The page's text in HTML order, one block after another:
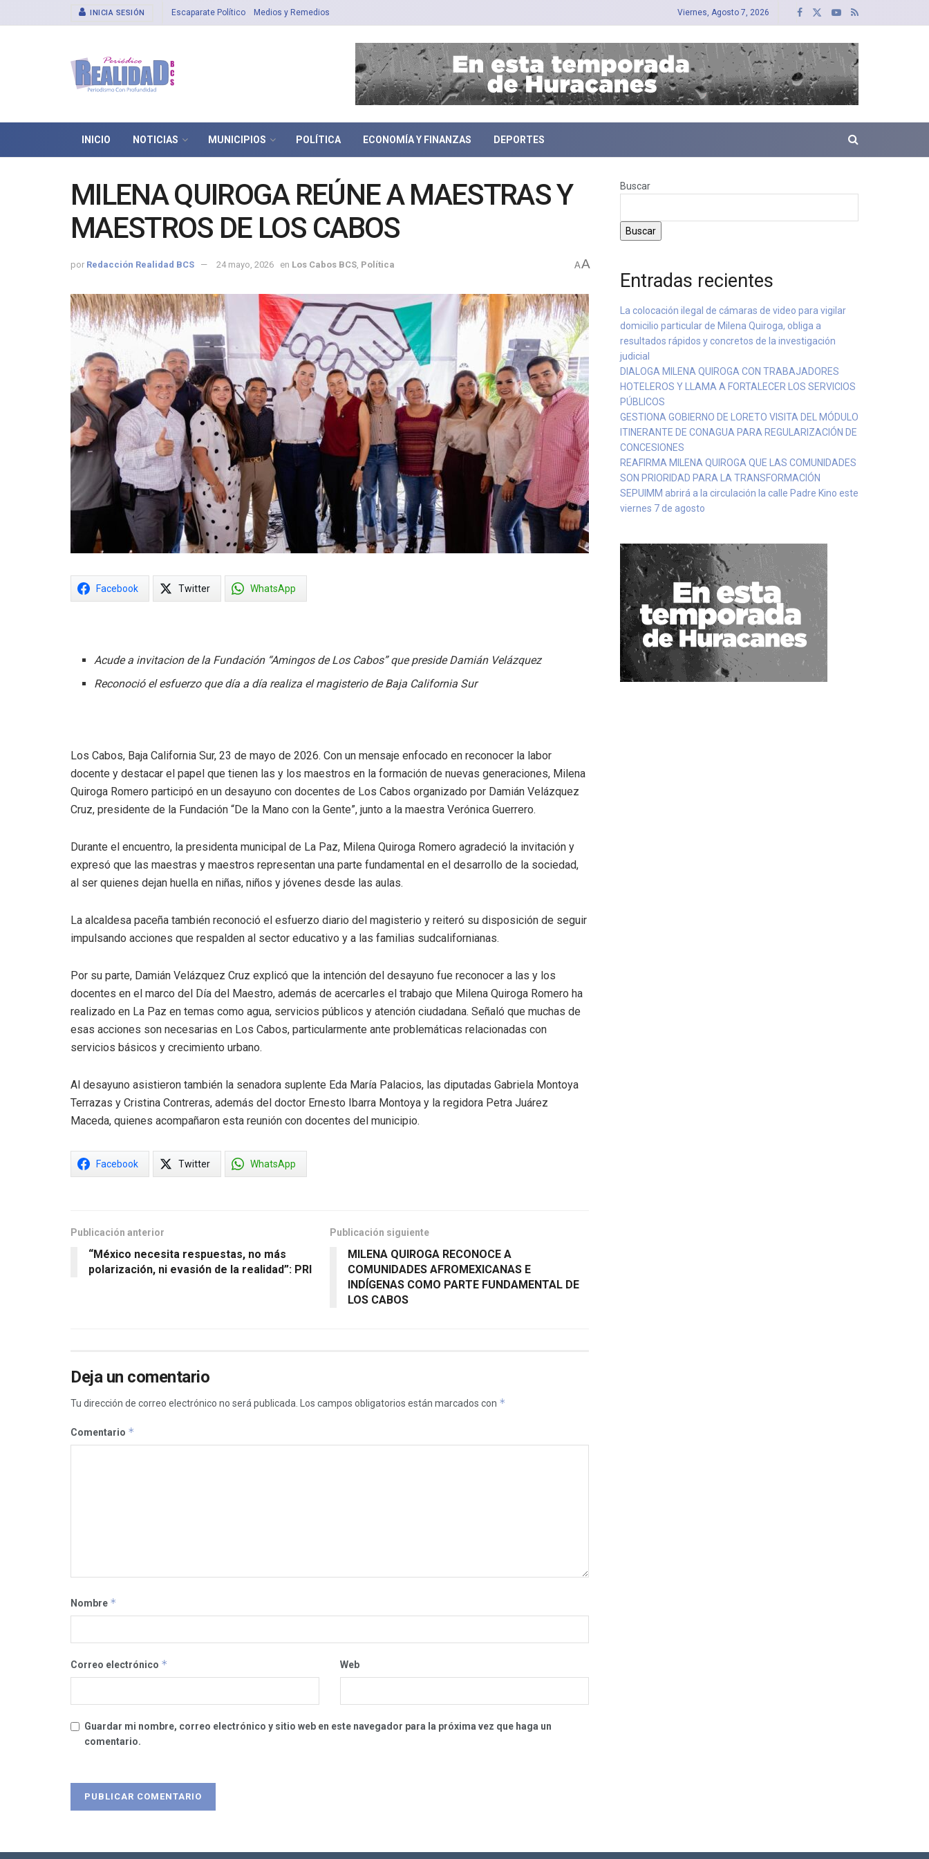
INICIA SESIÓN Escaparate Político Medios y Remedios Viernes, Agosto 7, 2026
INICIO NOTICIAS MUNICIPIOS POLÍTICA ECONOMÍA Y FINANZAS DEPORTES
MILENA QUIROGA REÚNE A MAESTRAS Y
MAESTROS DE LOS CABOS
por Redacción Realidad BCS 24 mayo, 2026 en Los Cabos BCS Política AA
Facebook Twitter WhatsApp
Acude a invitacion de la Fundación “Amingos de Los Cabos” que preside Damián Velázquez
Reconoció el esfuerzo que día a día realiza el magisterio de Baja California Sur
Los Cabos, Baja California Sur, 23 de mayo de 2026. Con un mensaje enfocado en reconocer la labor
docente y destacar el papel que tienen las y los maestros en la formación de nuevas generaciones, Milena
Quiroga Romero participó en un desayuno con docentes de Los Cabos organizado por Damián Velázquez
Cruz, presidente de la Fundación “De la Mano con la Gente”, junto a la maestra Verónica Guerrero.
Durante el encuentro, la presidenta municipal de La Paz, Milena Quiroga Romero agradeció la invitación y
expresó que las maestras y maestros representan una parte fundamental en el desarrollo de la sociedad,
al ser quienes dejan huella en niñas, niños y jóvenes desde las aulas.
La alcaldesa paceña también reconoció el esfuerzo diario del magisterio y reiteró su disposición de seguir
impulsando acciones que respalden al sector educativo y a las familias sudcalifornianas.
Por su parte, Damián Velázquez Cruz explicó que la intención del desayuno fue reconocer a las y los
docentes en el marco del Día del Maestro, además de acercarles el trabajo que Milena Quiroga Romero ha
realizado en La Paz en temas como agua, servicios públicos y atención ciudadana. Señaló que muchas de
esas acciones son necesarias en Los Cabos, particularmente ante problemáticas relacionadas con
servicios básicos y crecimiento urbano.
Al desayuno asistieron también la senadora suplente Eda María Palacios, las diputadas Gabriela Montoya
Terrazas y Cristina Contreras, además del doctor Ernesto Ibarra Montoya y la regidora Petra Juárez
Maceda, quienes acompañaron esta reunión con docentes del municipio.
Facebook Twitter WhatsApp
Publicación anterior
“México necesita respuestas, no más
polarización, ni evasión de la realidad”: PRI
Publicación siguiente
MILENA QUIROGA RECONOCE A
COMUNIDADES AFROMEXICANAS E
INDÍGENAS COMO PARTE FUNDAMENTAL DE
LOS CABOS
Deja un comentario
Tu dirección de correo electrónico no será publicada. Los campos obligatorios están marcados con *
Comentario *
Nombre *
Correo electrónico * Web
Guardar mi nombre, correo electrónico y sitio web en este navegador para la próxima vez que haga un
comentario.
Buscar
Buscar
Entradas recientes
La colocación ilegal de cámaras de video para vigilar
domicilio particular de Milena Quiroga, obliga a
resultados rápidos y concretos de la investigación
judicial
DIALOGA MILENA QUIROGA CON TRABAJADORES
HOTELEROS Y LLAMA A FORTALECER LOS SERVICIOS
PÚBLICOS
GESTIONA GOBIERNO DE LORETO VISITA DEL MÓDULO
ITINERANTE DE CONAGUA PARA REGULARIZACIÓN DE
CONCESIONES
REAFIRMA MILENA QUIROGA QUE LAS COMUNIDADES
SON PRIORIDAD PARA LA TRANSFORMACIÓN
SEPUIMM abrirá a la circulación la calle Padre Kino este
viernes 7 de agosto